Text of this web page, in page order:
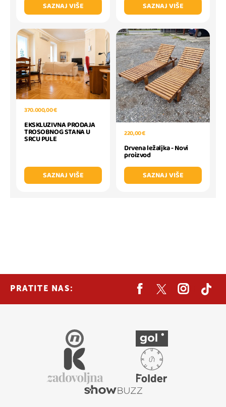
SAZNAJ VIŠE
SAZNAJ VIŠE
370.000,00 €
EKSKLUZIVNA PRODAJA
TROSOBNOG STANA U
SRCU PULE
SAZNAJ VIŠE
220,00 €
Drvena ležaljka - Novi
proizvod
SAZNAJ VIŠE
PRATITE NAS: